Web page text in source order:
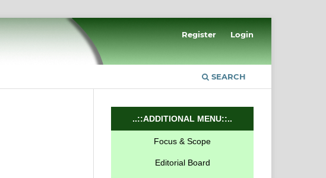
SEARCH
Register Login
..::ADDITIONAL MENU::..
Focus & Scope
Editorial Board